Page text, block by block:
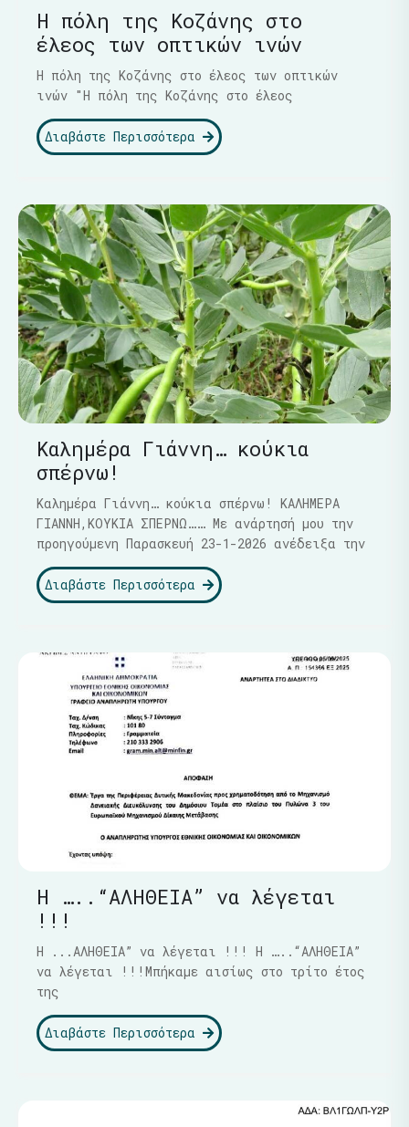
Η πόλη της Κοζάνης στο
έλεος των οπτικών ινών
Η πόλη της Κοζάνης στο έλεος των οπτικών
ινών "Η πόλη της Κοζάνης στο έλεος
Διαβάστε Περισσότερα
Καλημέρα Γιάννη… κούκια
σπέρνω!
Καλημέρα Γιάννη… κούκια σπέρνω! ΚΑΛΗΜΕΡΑ
ΓΙΑΝΝΗ,ΚΟΥΚΙΑ ΣΠΕΡΝΩ…… Με ανάρτησή μου την
προηγούμενη Παρασκευή 23-1-2026 ανέδειξα την
Διαβάστε Περισσότερα
Η …..“ΑΛΗΘΕΙΑ” να λέγεται
!!!
Η ...ΑΛΗΘΕΙΑ” να λέγεται !!! Η …..“ΑΛΗΘΕΙΑ”
να λέγεται !!!Μπήκαμε αισίως στο τρίτο έτος
της
Διαβάστε Περισσότερα